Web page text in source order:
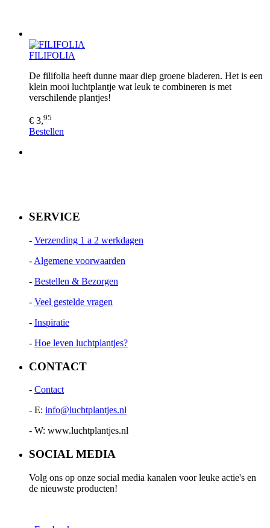
FILIFOLIA
De filifolia heeft dunne maar diep groene bladeren. Het is een
klein mooi luchtplantje wat leuk te combineren is met
verschilende plantjes!
€ 3,95
Bestellen
SERVICE
- Verzending 1 a 2 werkdagen
- Algemene voorwaarden
- Bestellen & Bezorgen
- Veel gestelde vragen
- Inspiratie
- Hoe leven luchtplantjes?
CONTACT
- Contact
- E: info@luchtplantjes.nl
- W: www.luchtplantjes.nl
SOCIAL MEDIA
Volg ons op onze social media kanalen voor leuke actie's en
de nieuwste producten!